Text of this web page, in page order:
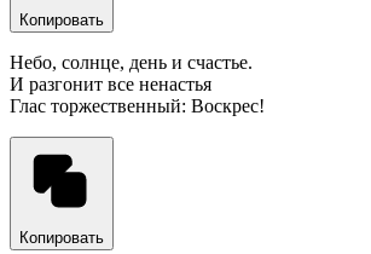
Копировать
Небо, солнце, день и счастье.
И разгонит все ненастья
Глас торжественный: Воскрес!
Копировать